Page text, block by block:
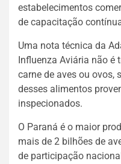
estabelecimentos
de capacitação
Uma nota técnica da
Influenza Aviária não
carne de aves ou ovos,
desses alimentos
inspecionados.
O Paraná é o maior
mais de 2 bilhões de
de participação